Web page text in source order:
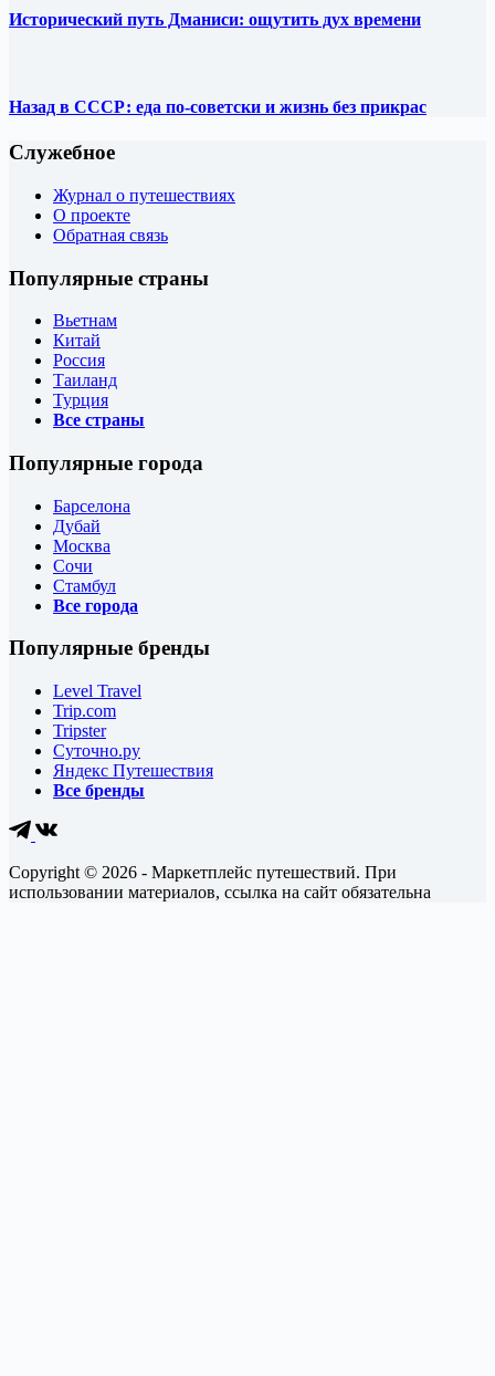
Исторический путь Дманиси: ощутить дух времени
Назад в СССР: еда по-советски и жизнь без прикрас
Служебное
Журнал о путешествиях
О проекте
Обратная связь
Популярные страны
Вьетнам
Китай
Россия
Таиланд
Турция
Все страны
Популярные города
Барселона
Дубай
Москва
Сочи
Стамбул
Все города
Популярные бренды
Level Travel
Trip.com
Tripster
Суточно.ру
Яндекс Путешествия
Все бренды
Copyright © 2026 - Маркетплейс путешествий. При
использовании материалов, ссылка на сайт обязательна